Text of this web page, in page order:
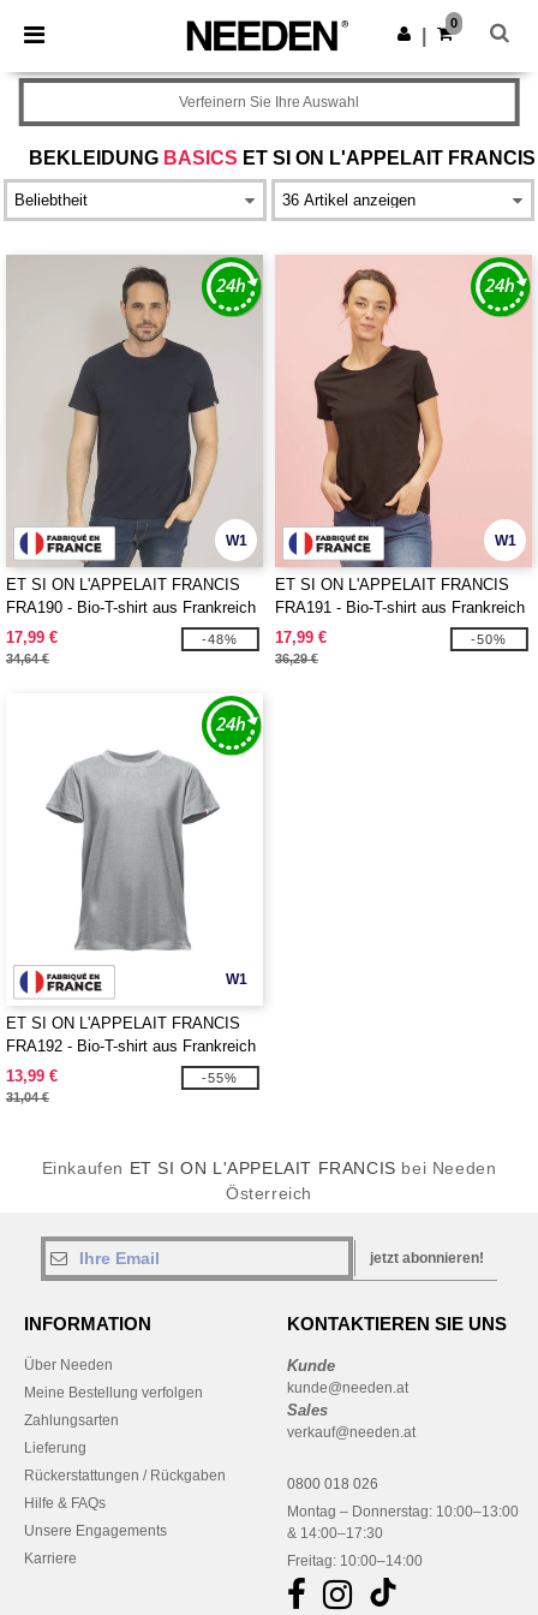
× Needen App
Bessere Preise in der App!
App holen
0
BEKLEIDUNG BASICS ET SI ON L'APPELAIT FRANCIS
Verfeinern Sie Ihre Auswahl
W1
ET SI ON L'APPELAIT FRANCIS
FRA190 - Bio-T-shirt aus Frankreich
für Herren
17,99 €
34,64 €
-48%
W1
ET SI ON L'APPELAIT FRANCIS
FRA191 - Bio-T-shirt aus Frankreich
für Damen
17,99 €
36,29 €
-50%
W1
ET SI ON L'APPELAIT FRANCIS
FRA192 - Bio-T-shirt aus Frankreich
für Kinder
13,99 €
31,04 €
-55%
Einkaufen ET SI ON L'APPELAIT FRANCIS bei Needen
Österreich
jetzt abonnieren!
INFORMATION
Über Needen
Meine Bestellung verfolgen
Zahlungsarten
Lieferung
Rückerstattungen / Rückgaben
Hilfe & FAQs
Unsere Engagements
Karriere
KONTAKTIEREN SIE UNS
Kunde
kunde@needen.at
Sales
verkauf@needen.at
0800 018 026
Montag – Donnerstag: 10:00–13:00
& 14:00–17:30
Freitag: 10:00–14:00